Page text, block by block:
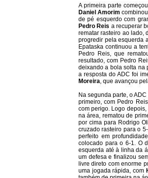
A primeira parte
Daniel Amorim
de pé esquerdo com
Pedro Reis a recuperar
rematar rasteiro ao lado,
progredir pela esquerda
Epataska continuou a
Pedro Reis, que
resultado, com Pedro
deixando a bola solta na
a resposta do ADC foi
Moreira, que avançou
Na segunda parte, o
primeiro, com Pedro
com perigo. Logo
na área, rematou de
por cima para Rodrigo
cruzado rasteiro para o
perfeito em
colocado para o 6-1. O
esquerda até à linha da
um defesa e finalizou
livre direto com enorme
uma jogada rápida, com